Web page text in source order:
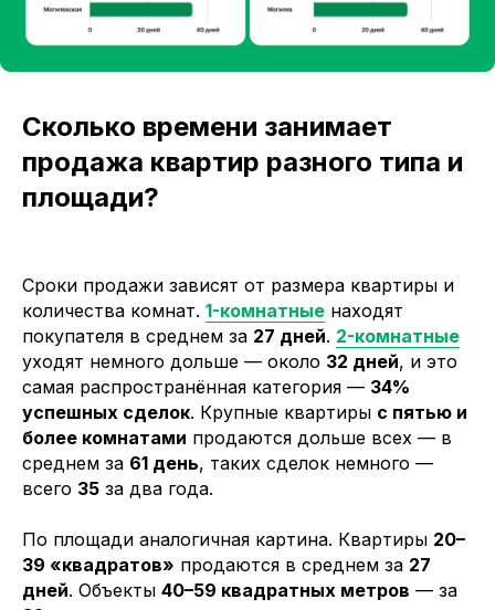
Сколько времени занимает
продажа квартир разного типа и
площади?
Сроки продажи зависят от размера квартиры и
количества комнат. 1-комнатные находят
покупателя в среднем за 27 дней. 2-комнатные
уходят немного дольше — около 32 дней, и это
самая распространённая категория — 34%
успешных сделок. Крупные квартиры с пятью и
более комнатами продаются дольше всех — в
среднем за 61 день, таких сделок немного —
всего 35 за два года.
По площади аналогичная картина. Квартиры 20–
39 «квадратов» продаются в среднем за 27
дней. Объекты 40–59 квадратных метров — за